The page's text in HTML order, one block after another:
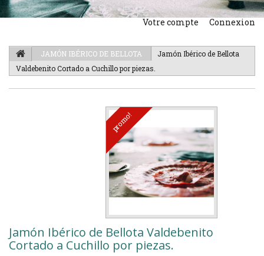
Votre compte Connexion
JAMÓN IBÉRICO DE BELLOTA
Jamón Ibérico de Bellota
Valdebenito Cortado a Cuchillo por piezas.
promo!
Jamón Ibérico de Bellota Valdebenito
Cortado a Cuchillo por piezas.